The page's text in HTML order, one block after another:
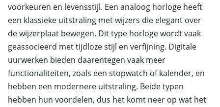
voorkeuren en levensstijl. Een analoog horloge heeft
een klassieke uitstraling met wijzers die elegant over
de wijzerplaat bewegen. Dit type horloge wordt vaak
geassocieerd met tijdloze stijl en verfijning. Digitale
uurwerken bieden daarentegen vaak meer
functionaliteiten, zoals een stopwatch of kalender, en
hebben een modernere uitstraling. Beide typen
hebben hun voordelen, dus het komt neer op wat het